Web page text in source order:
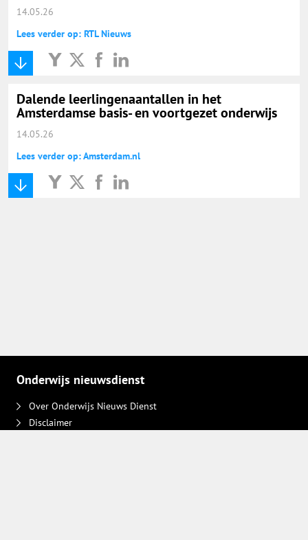
Yurls.net
Vacaturewijzer Basisonderwijs
14.05.26
Lees verder op: RTL Nieuws
Dalende leerlingenaantallen in het
Amsterdamse basis- en voortgezet onderwijs
14.05.26
Lees verder op: Amsterdam.nl
Onderwijs nieuwsdienst
Over Onderwijs Nieuws Dienst
Disclaimer